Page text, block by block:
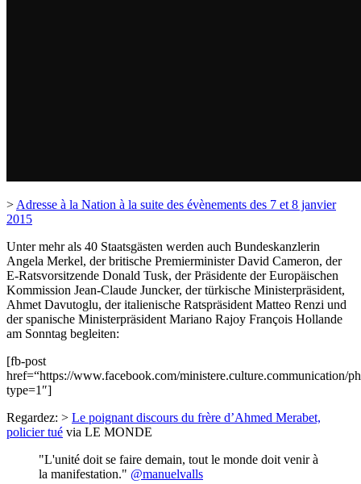
> Adresse à la Nation à la suite des évènements des 7 et 8 janvier
2015
Unter mehr als 40 Staatsgästen werden auch Bundeskanzlerin
Angela Merkel, der britische Premierminister David Cameron, der
E-Ratsvorsitzende Donald Tusk, der Präsidente der Europäischen
Kommission Jean-Claude Juncker, der türkische Ministerpräsident,
Ahmet Davutoglu, der italienische Ratspräsident Matteo Renzi und
der spanische Ministerpräsident Mariano Rajoy François Hollande
am Sonntag begleiten:
[fb-post
href=“https://www.facebook.com/ministere.culture.communication/
type=1″]
Regardez: > Le poignant discours du frère d’Ahmed Merabet,
policier tué via LE MONDE
"L'unité doit se faire demain, tout le monde doit venir à
la manifestation." @manuelvalls